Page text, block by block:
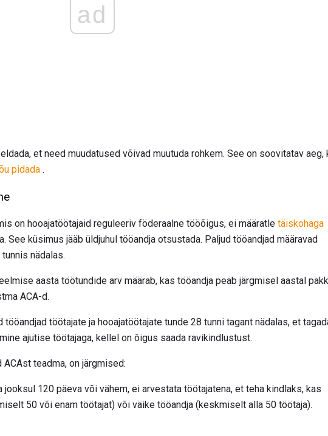
ad
et need muudatused võivad muutuda rohkem. See on soovitatav aeg,
pidada .
on hooajatöötajaid reguleeriv föderaalne tööõigus, ei määratle täiskohaga
See küsimus jääb üldjuhul tööandja otsustada. Paljud tööandjad määravad
nädalas.
aasta töötundide arv määrab, kas tööandja peab järgmisel aastal
ACA-d.
töötajate ja hooajatöötajate tunde 28 tunni tagant nädalas, et
ajutise töötajaga, kellel on õigus saada ravikindlustust.
teadma, on järgmised:
jooksul 120 päeva või vähem, ei arvestata töötajatena, et teha kindlaks, kas
50 või enam töötajat) või väike tööandja (keskmiselt alla 50 töötaja).